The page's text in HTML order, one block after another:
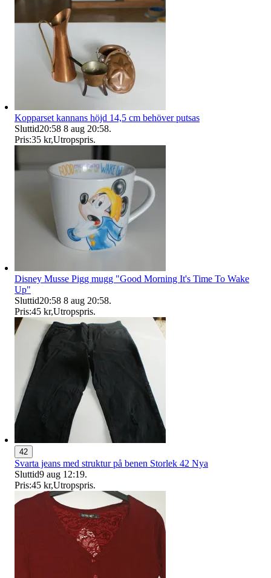
Kopparset kannans höjd 14,5 cm behöver putsas
Sluttid20:58 8 aug 20:58.
Pris:35 kr,Utropspris.
Disney Musse Pigg mugg "Good Morning It's Time To Wake
Up"
Sluttid20:58 8 aug 20:58.
Pris:45 kr,Utropspris.
42
Svarta jeans med struktur på benen Storlek 42 Nya
Sluttid9 aug 12:19.
Pris:45 kr,Utropspris.